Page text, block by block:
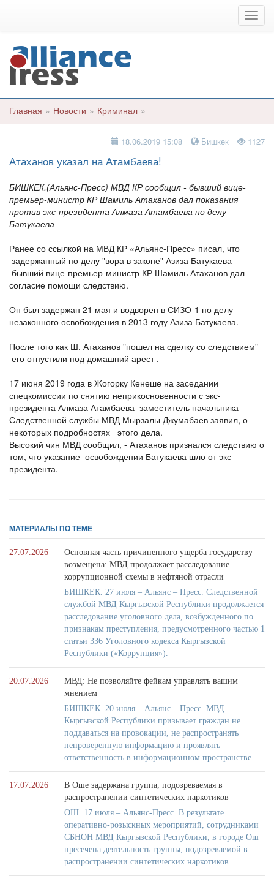
Меню
Главная » Новости » Криминал »
18.06.2019 15:08 Бишкек 1127
Атаханов указал на Атамбаева!
БИШКЕК.(Альянс-Пресс) МВД КР сообщил - бывший вице-
премьер-министр КР Шамиль Атаханов дал показания
против экс-президента Алмаза Атамбаева по делу
Батукаева
Ранее со ссылкой на МВД КР «Альянс-Пресс» писал, что
задержанный по делу "вора в законе" Азиза Батукаева
бывший вице-премьер-министр КР Шамиль Атаханов дал
согласие помощи следствию.
Он был задержан 21 мая и водворен в СИЗО-1 по делу
незаконного освобождения в 2013 году Азиза Батукаева.
После того как Ш. Атаханов "пошел на сделку со следствием"
его отпустили под домашний арест .
17 июня 2019 года в Жогорку Кенеше на заседании
спецкомиссии по снятию неприкосновенности с экс-
президента Алмаза Атамбаева заместитель начальника
Следственной службы МВД Мырзалы Джумабаев заявил, о
некоторых подробностях этого дела.
Высокий чин МВД сообщил, - Атаханов признался следствию о
том, что указание освобождении Батукаева шло от экс-
президента.
МАТЕРИАЛЫ ПО ТЕМЕ
27.07.2026
Основная часть причиненного ущерба государству
возмещена: МВД продолжает расследование
коррупционной схемы в нефтяной отрасли
БИШКЕК. 27 июля – Альянс – Пресс. Следственной
службой МВД Кыргызской Республики продолжается
расследование уголовного дела, возбужденного по
признакам преступления, предусмотренного частью 1
статьи 336 Уголовного кодекса Кыргызской
Республики («Коррупция»).
20.07.2026
МВД: Не позволяйте фейкам управлять вашим
мнением
БИШКЕК. 20 июля – Альянс – Пресс. МВД
Кыргызской Республики призывает граждан не
поддаваться на провокации, не распространять
непроверенную информацию и проявлять
ответственность в информационном пространстве.
17.07.2026
В Оше задержана группа, подозреваемая в
распространении синтетических наркотиков
ОШ. 17 июля – Альянс-Пресс. В результате
оперативно-розыскных мероприятий, сотрудниками
СБНОН МВД Кыргызской Республики, в городе Ош
пресечена деятельность группы, подозреваемой в
распространении синтетических наркотиков.